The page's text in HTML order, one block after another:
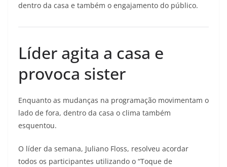
dentro da casa e também o engajamento do público.
Líder agita a casa e
provoca sister
Enquanto as mudanças na programação movimentam o
lado de fora, dentro da casa o clima também
esquentou.
O líder da semana, Juliano Floss, resolveu acordar
todos os participantes utilizando o “Toque de